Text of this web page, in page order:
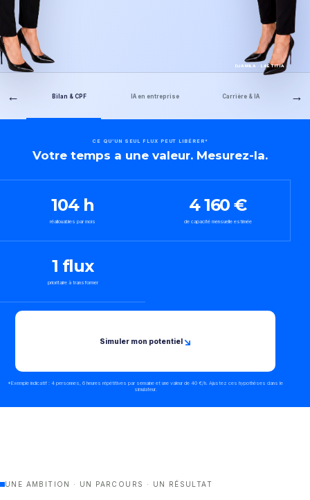
DJAMILA · LAETITIA
← Bilan & CPF IA en entreprise Carrière & IA →
CE QU’UN SEUL FLUX PEUT LIBÉRER*
Votre temps a une valeur. Mesurez-la.
104 h
réallouables par mois
4 160 €
de capacité mensuelle estimée
1 flux
prioritaire à transformer
Simuler mon potentiel↘
*Exemple indicatif : 4 personnes, 6 heures répétitives par semaine et une valeur de 40 €/h. Ajustez ces hypothèses dans le
simulateur.
UNE AMBITION · UN PARCOURS · UN RÉSULTAT